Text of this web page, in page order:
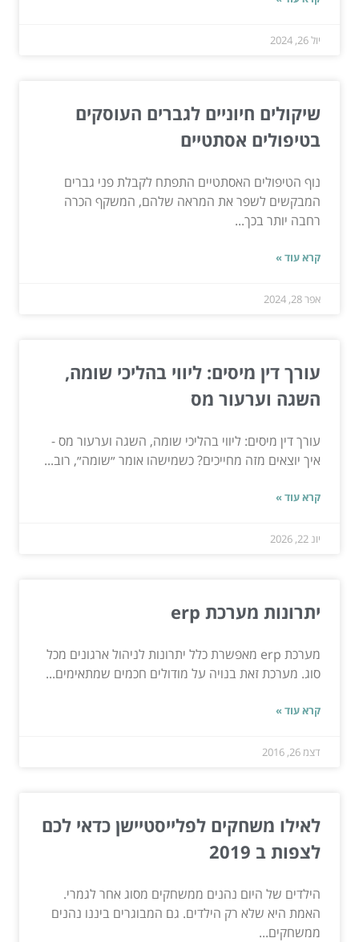
יול 26, 2024
שיקולים חיוניים לגברים העוסקים
בטיפולים אסתטיים
נוף הטיפולים האסתטיים התפתח לקבלת פני גברים
המבקשים לשפר את המראה שלהם, המשקף הכרה
רחבה יותר בכך...
קרא עוד »
אפר 28, 2024
עורך דין מיסים: ליווי בהליכי שומה,
השגה וערעור מס
עורך דין מיסים: ליווי בהליכי שומה, השגה וערעור מס -
איך יוצאים מזה מחייכים? כשמישהו אומר ״שומה״, רוב...
קרא עוד »
יונ 22, 2026
יתרונות מערכת erp
מערכת erp מאפשרת כלל יתרונות לניהול ארגונים מכל
סוג. מערכת זאת בנויה על מודולים חכמים שמתאימים...
קרא עוד »
דצמ 26, 2016
לאילו משחקים לפלייסטיישן כדאי לכם
לצפות ב 2019
הילדים של היום נהנים ממשחקים מסוג אחר לגמרי.
האמת היא שלא רק הילדים. גם המבוגרים ביננו נהנים
ממשחקים...